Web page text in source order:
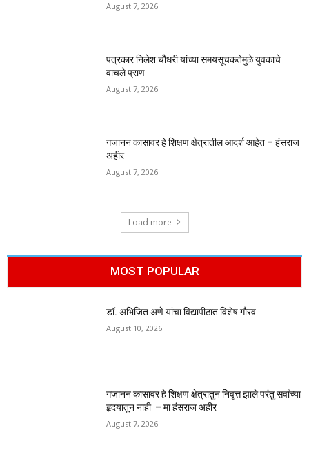
August 7, 2026
पत्रकार निलेश चौधरी यांच्या समयसूचकतेमुळे युवकाचे
वाचले प्राण
August 7, 2026
गजानन कासावर हे शिक्षण क्षेत्रातील आदर्श आहेत – हंसराज
अहीर
August 7, 2026
Load more
MOST POPULAR
डॉ. अभिजित अणे यांचा विद्यापीठात विशेष गौरव
August 10, 2026
गजानन कासावर हे शिक्षण क्षेत्रातुन निवृत्त झाले परंतु सर्वांच्या
हृदयातून नाही – मा हंसराज अहीर
August 7, 2026